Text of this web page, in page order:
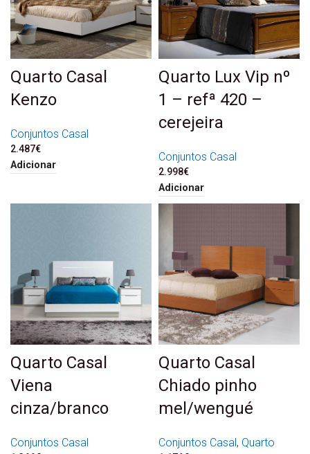
Quarto Casal
Kenzo
Conjuntos Casal
2.487€
Adicionar
Quarto Lux Vip nº
1 – refª 420 –
cerejeira
Conjuntos Casal
2.998€
Adicionar
Quarto Casal
Viena
cinza/branco
Conjuntos Casal
Quarto Casal
Chiado pinho
mel/wengué
Conjuntos Casal, Quarto